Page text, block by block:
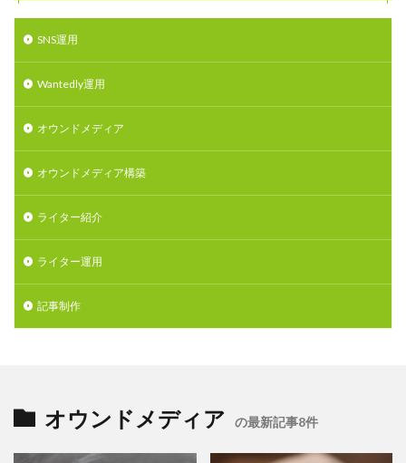
SNS運用
Wantedly運用
オウンドメディア
オウンドメディア構築
ライター紹介
ライター運用
記事制作
オウンドメディア の最新記事8件